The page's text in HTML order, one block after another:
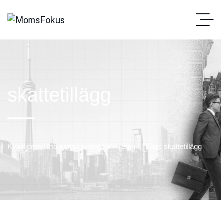
skattetillägg
Kvalificerad momsrådgivning för företag Tag: skattetillägg